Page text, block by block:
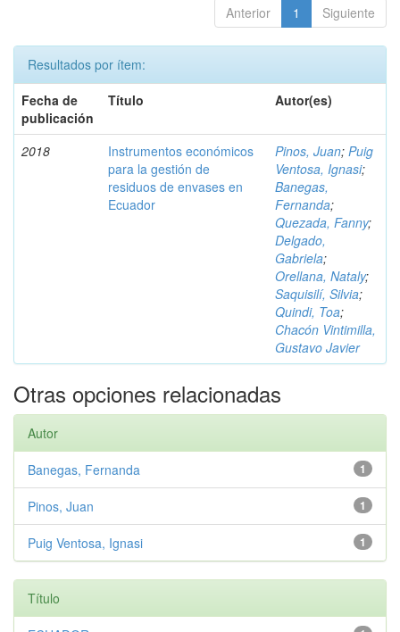
Anterior 1 Siguiente
Resultados por ítem:
Fecha de
publicación
Título Autor(es)
2018
Instrumentos económicos
para la gestión de
residuos de envases en
Ecuador
Pinos, Juan; Puig
Ventosa, Ignasi;
Banegas,
Fernanda;
Quezada, Fanny;
Delgado,
Gabriela;
Orellana, Nataly;
Saquisilí, Silvia;
Quindi, Toa;
Chacón Vintimilla,
Gustavo Javier
Otras opciones relacionadas
Autor
1
Banegas, Fernanda
1
Pinos, Juan
1
Puig Ventosa, Ignasi
Título